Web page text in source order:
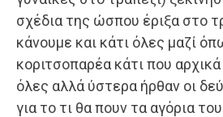
σχέδια της ώσπου έριξα στο
κάνουμε και κάτι όλες μαζί
κοριτσοπαρέα κάτι που
όλες αλλά ύστερα ήρθαν οι
για το τι θα πουν τα αγόρια